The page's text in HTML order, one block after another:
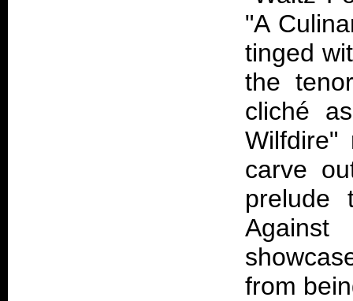
"A
tinged
the
cliché
Wilfdire"
carve
prelude
from